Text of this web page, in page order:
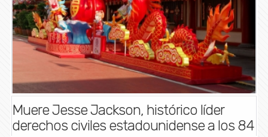
Muere Jesse Jackson, histórico líder
derechos civiles estadounidense a los 84